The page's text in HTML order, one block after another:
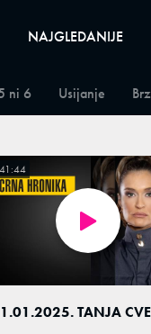
NAJGLEDANIJE
ni 6 Usijanje
TANJA
41:44